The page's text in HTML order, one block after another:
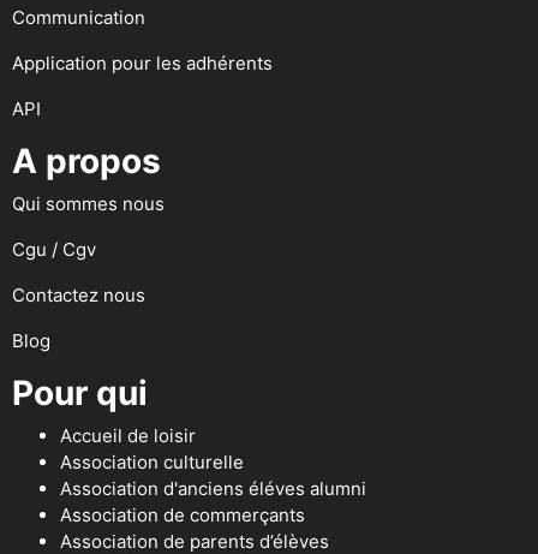
Communication
Application pour les adhérents
API
A propos
Qui sommes nous
Cgu / Cgv
Contactez nous
Blog
Pour qui
Accueil de loisir
Association culturelle
Association d'anciens éléves alumni
Association de commerçants
Association de parents d’élèves